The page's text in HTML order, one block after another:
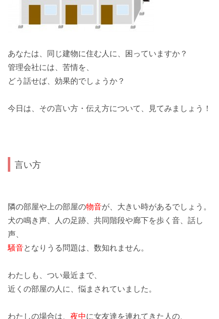
あなたは、同じ建物に住む人に、困っていますか？
管理会社には、 苦情を、
どう話せば、効果的でしょうか？
今日は、その言い方・伝え方について、見てみましょう！
言い方
隣の部屋や上の部屋の物音が、大きい時があるでしょう。
犬の鳴き声、人の足跡、共同階段や廊下を歩く音、話し
声、
騒音となりうる問題は、数知れません。
わたしも、つい最近まで、
近くの部屋の人 に、悩まされていました。
わたしの場合は、 夜中に女友達を連れてきた人の、